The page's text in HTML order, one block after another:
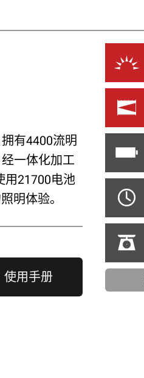
有4400流明
一体化加工
用21700电池
明体验。
使用手册